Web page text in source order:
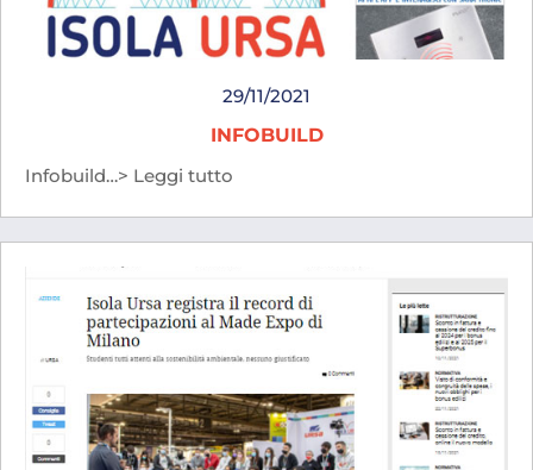
29/11/2021
INFOBUILD
Infobuild…> Leggi tutto